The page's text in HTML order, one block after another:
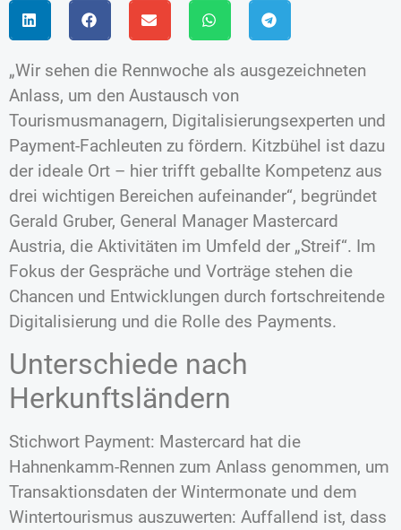
„Wir sehen die Rennwoche als ausgezeichneten
Anlass, um den Austausch von
Tourismusmanagern, Digitalisierungsexperten und
Payment-Fachleuten zu fördern. Kitzbühel ist dazu
der ideale Ort – hier trifft geballte Kompetenz aus
drei wichtigen Bereichen aufeinander“, begründet
Gerald Gruber, General Manager Mastercard
Austria, die Aktivitäten im Umfeld der „Streif“. Im
Fokus der Gespräche und Vorträge stehen die
Chancen und Entwicklungen durch fortschreitende
Digitalisierung und die Rolle des Payments.
Unterschiede nach
Herkunftsländern
Stichwort Payment: Mastercard hat die
Hahnenkamm-Rennen zum Anlass genommen, um
Transaktionsdaten der Wintermonate und dem
Wintertourismus auszuwerten: Auffallend ist, dass